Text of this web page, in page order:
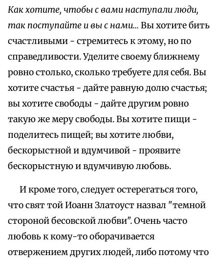
Как хотите, чтобы с вами наступали люди,
так поступайте и вы с нами... Вы хотите бить
счастливыми - стремитесь к этому, но по
справедливости. Уделите своему ближнему
ровно столько, сколько требуете для себя. Вы
хотите счастья - дайте равную долю счастья;
вы хотите свободы - дайте другим ровно
такую же меру свободы. Вы хотите пищи -
поделитесь пищей; вы хотите любви,
бескорыстной и вдумчивой - проявите
бескорыстную и вдумчивую любовь.
И кроме того, следует остерегаться того,
что свят той Иоанн Златоуст назвал "темной
стороной бесовской любви". Очень часто
любовь к кому-то оборачивается
отвержением других людей, либо потому что